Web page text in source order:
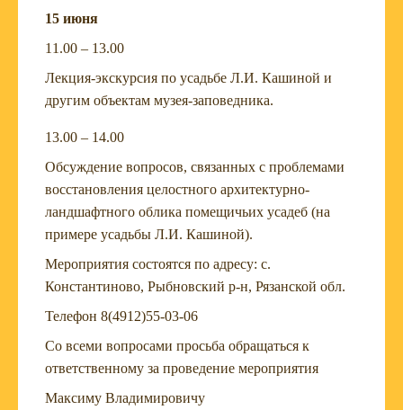
15 июня
11.00 – 13.00
Лекция-экскурсия по усадьбе Л.И. Кашиной и
другим объектам музея-заповедника.
13.00 – 14.00
Обсуждение вопросов, связанных с проблемами
восстановления целостного архитектурно-
ландшафтного облика помещичьих усадеб (на
примере усадьбы Л.И. Кашиной).
Мероприятия состоятся по адресу: с.
Константиново, Рыбновский р-н, Рязанской обл.
Телефон 8(4912)55-03-06
Со всеми вопросами просьба обращаться к
ответственному за проведение мероприятия
Максиму Владимировичу